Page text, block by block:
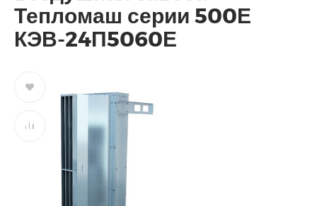
Тепломаш серии 500Е
КЭВ-24П5060Е